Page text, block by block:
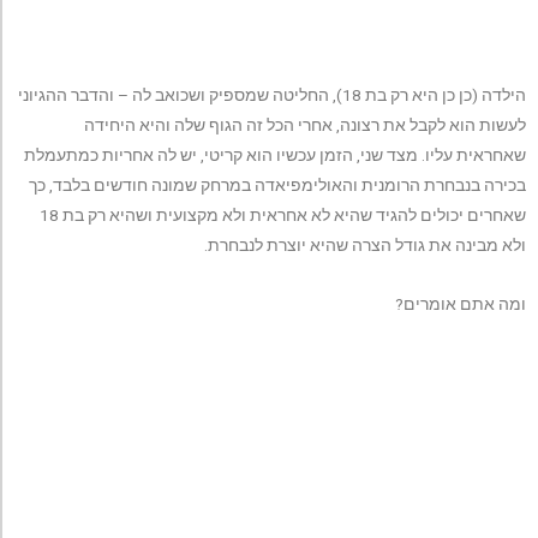
הילדה (כן כן היא רק בת 18), החליטה שמספיק ושכואב לה – והדבר ההגיוני
לעשות הוא לקבל את רצונה, אחרי הכל זה הגוף שלה והיא היחידה
שאחראית עליו. מצד שני, הזמן עכשיו הוא קריטי, יש לה אחריות כמתעמלת
בכירה בנבחרת הרומנית והאולימפיאדה במרחק שמונה חודשים בלבד, כך
שאחרים יכולים להגיד שהיא לא אחראית ולא מקצועית ושהיא רק בת 18
ולא מבינה את גודל הצרה שהיא יוצרת לנבחרת.
ומה אתם אומרים?